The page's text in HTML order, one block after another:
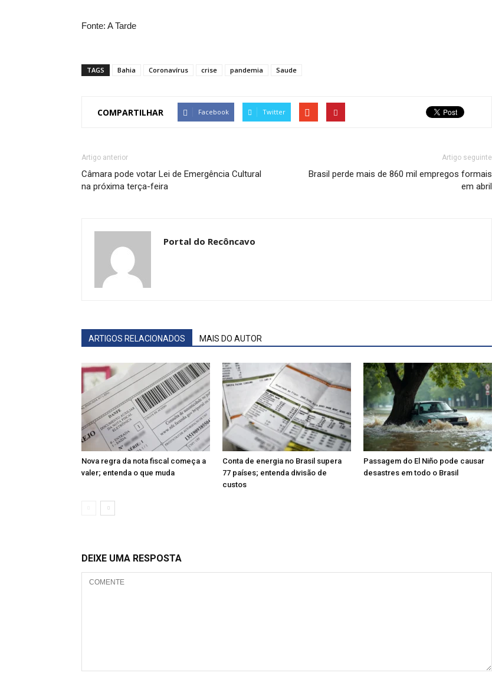
Fonte: A Tarde
TAGS Bahia Coronavírus crise pandemia Saude
COMPARTILHAR Facebook Twitter
Artigo anterior
Câmara pode votar Lei de Emergência Cultural
na próxima terça-feira
Artigo seguinte
Brasil perde mais de 860 mil empregos formais
em abril
Portal do Recôncavo
ARTIGOS RELACIONADOS MAIS DO AUTOR
Nova regra da nota fiscal começa a
valer; entenda o que muda
Conta de energia no Brasil supera
77 países; entenda divisão de
custos
Passagem do El Niño pode causar
desastres em todo o Brasil
DEIXE UMA RESPOSTA